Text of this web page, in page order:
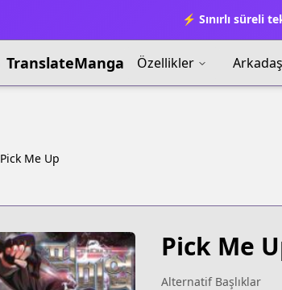
⚡ Sınırlı süreli
TranslateManga Özellikler
Pick Me Up
Pick Me
Alternatif Başlıklar